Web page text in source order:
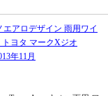
アロデザイン 雨用ワイ
トヨタ マークXジオ
年11月